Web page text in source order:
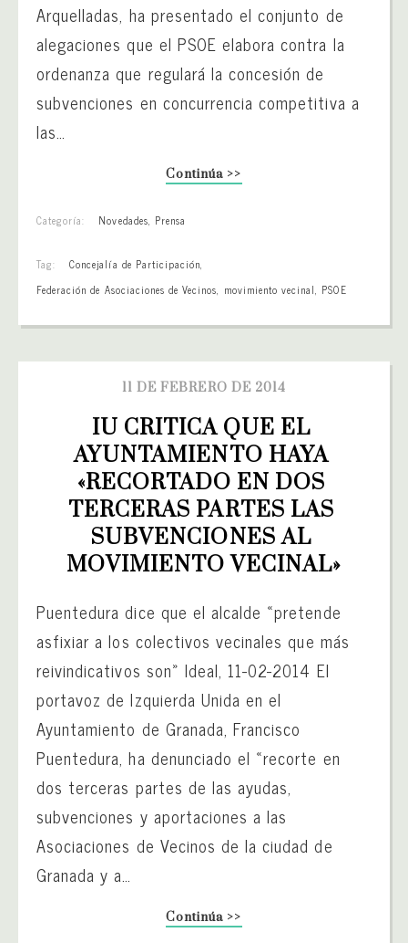
Arquelladas, ha presentado el conjunto de
alegaciones que el PSOE elabora contra la
ordenanza que regulará la concesión de
subvenciones en concurrencia competitiva a
las…
Continúa >>
Categoría: Novedades, Prensa
Tag: Concejalía de Participación,
Federación de Asociaciones de Vecinos, movimiento vecinal, PSOE
11 DE FEBRERO DE 2014
IU CRITICA QUE EL
AYUNTAMIENTO HAYA
«RECORTADO EN DOS
TERCERAS PARTES LAS
SUBVENCIONES AL
MOVIMIENTO VECINAL»
Puentedura dice que el alcalde «pretende
asfixiar a los colectivos vecinales que más
reivindicativos son» Ideal, 11-02-2014 El
portavoz de Izquierda Unida en el
Ayuntamiento de Granada, Francisco
Puentedura, ha denunciado el «recorte en
dos terceras partes de las ayudas,
subvenciones y aportaciones a las
Asociaciones de Vecinos de la ciudad de
Granada y a…
Continúa >>